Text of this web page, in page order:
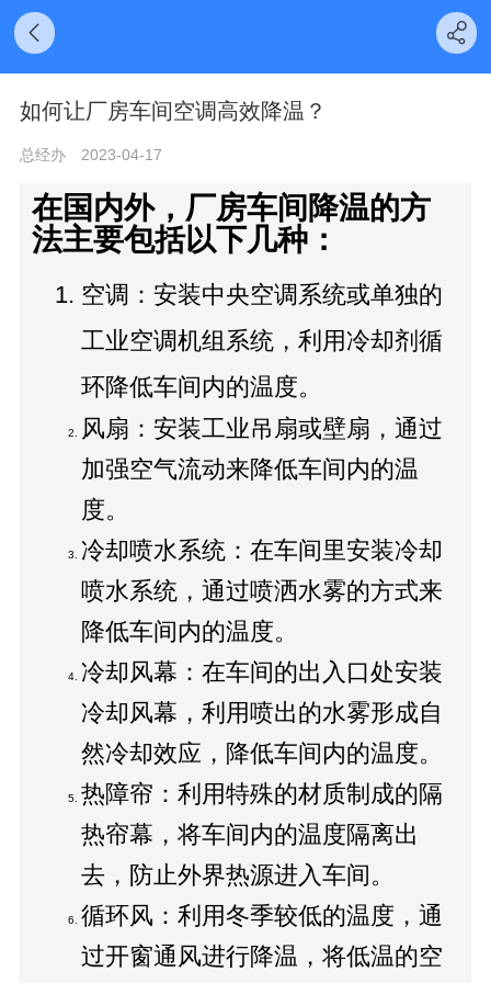
如何让厂房车间空调高效降温？
总经办 2023-04-17
在国内外，厂房车间降温的方
法主要包括以下几种：
空调：安装中央空调系统或单独的
工业空调机组系统，利用冷却剂循
环降低车间内的温度。
风扇：安装工业吊扇或壁扇，通过
加强空气流动来降低车间内的温
度。
冷却喷水系统：在车间里安装冷却
喷水系统，通过喷洒水雾的方式来
降低车间内的温度。
冷却风幕：在车间的出入口处安装
冷却风幕，利用喷出的水雾形成自
然冷却效应，降低车间内的温度。
热障帘：利用特殊的材质制成的隔
热帘幕，将车间内的温度隔离出
去，防止外界热源进入车间。
循环风：利用冬季较低的温度，通
过开窗通风进行降温，将低温的空